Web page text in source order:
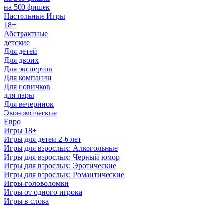
на 500 фишек
Настольные Игры
18+
Абстрактные
детские
Для детей
Для двоих
Для экспертов
Для компании
Для новичков
для пары
Для вечеринок
Экономические
Евро
Игры 18+
Игры для детей 2-6 лет
Игры для взрослых: Алкогольные
Игры для взрослых: Черный юмор
Игры для взрослых: Эротические
Игры для взрослых: Романтические
Игры-головоломки
Игры от одного игрока
Игры в слова